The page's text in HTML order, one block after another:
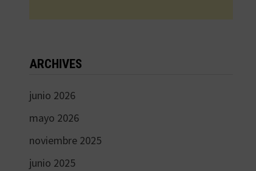
ARCHIVES
junio 2026
mayo 2026
noviembre 2025
junio 2025